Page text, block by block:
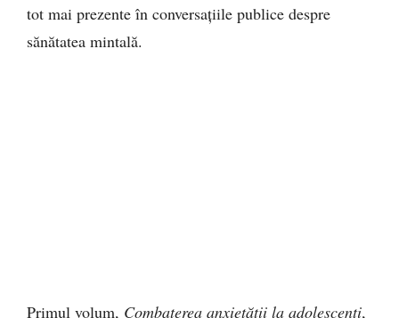
tot mai prezente în conversațiile publice despre
sănătatea mintală.
Primul volum, Combaterea anxietății la adolescenți,